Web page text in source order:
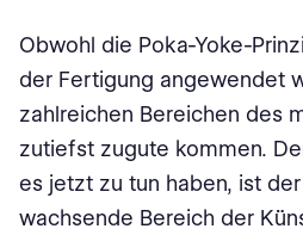
Obwohl die Poka-Yoke-
der Fertigung angewendet
zahlreichen Bereichen des
zutiefst zugute kommen.
es jetzt zu tun haben, ist
wachsende Bereich der